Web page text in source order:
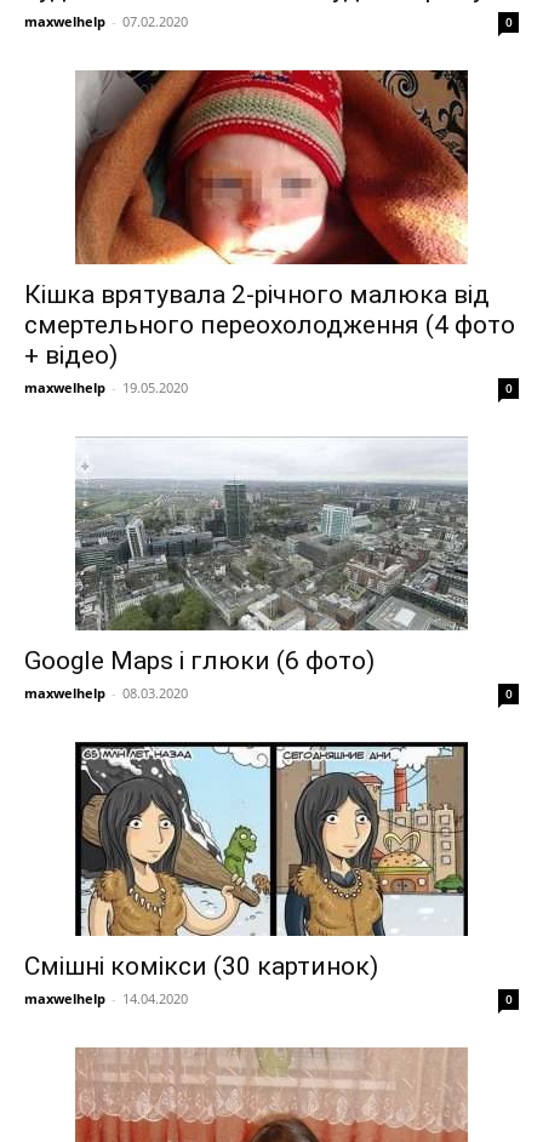
maxwelhelp - 07.02.2020 0
Кішка врятувала 2-річного малюка від
смертельного переохолодження (4 фото
+ відео)
maxwelhelp - 19.05.2020 0
Google Maps і глюки (6 фото)
maxwelhelp - 08.03.2020 0
Смішні комікси (30 картинок)
maxwelhelp - 14.04.2020 0